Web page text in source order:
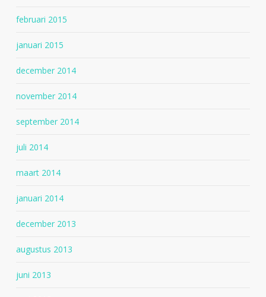
februari 2015
januari 2015
december 2014
november 2014
september 2014
juli 2014
maart 2014
januari 2014
december 2013
augustus 2013
juni 2013